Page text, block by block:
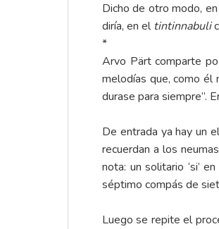
Dicho de otro modo,
diría, en el tintinnabuli
*
Arvo Pärt comparte
melodías que, como él
durase para siempre”.
De entrada ya hay un
recuerdan a los
nota: un solitario ‘si’
séptimo compás de
Luego se repite el